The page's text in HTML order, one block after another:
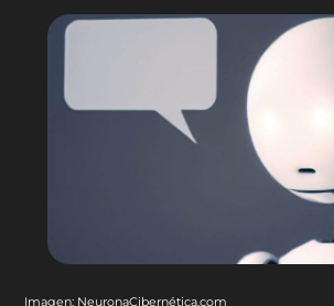
Imagen: NeuronaCibernética.com